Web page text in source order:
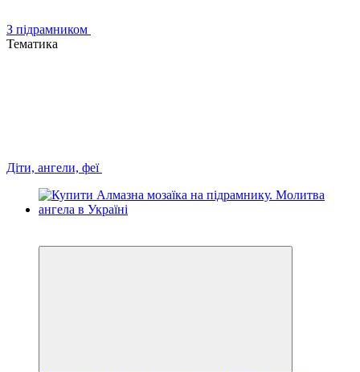
З підрамником
Тематика
Діти, ангели, феї